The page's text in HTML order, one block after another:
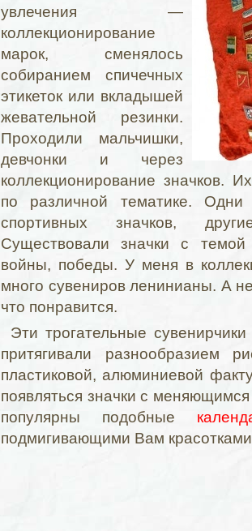
увлечения —
коллекционирование
марок, сменялось
собиранием спичечных
этикеток или вкладышей
жевательной резинки.
Проходили мальчишки,
девчонки и через
коллекционирование значков.
по различной тематике. Одни
спортивных значков,
Существовали значки с темой
войны, победы. У меня в
много сувениров ленинианы. А
что понравится.
Эти трогательные
притягивали разнообразием
пластиковой, алюминиевой
появляться значки с
популярны подобные
подмигивающими Вам